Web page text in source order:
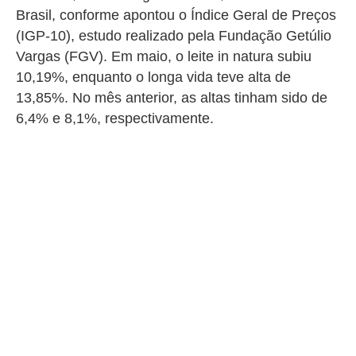
Brasil, conforme apontou o Índice Geral de Preços
(IGP-10), estudo realizado pela Fundação Getúlio
Vargas (FGV). Em maio, o leite in natura subiu
10,19%, enquanto o longa vida teve alta de
13,85%. No mês anterior, as altas tinham sido de
6,4% e 8,1%, respectivamente.